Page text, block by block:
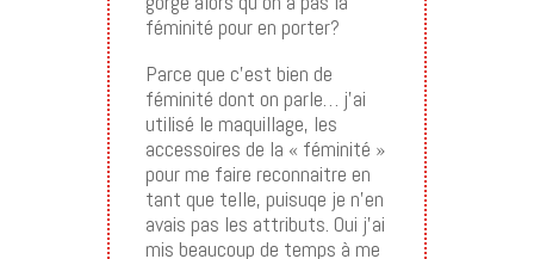
féminité pour en porter?
Parce que c’est bien de
féminité dont on parle… j’ai
utilisé le maquillage, les
accessoires de la « féminité »
pour me faire reconnaitre en
tant que telle, puisuqe je n’en
avais pas les attributs. Oui j’ai
mis beaucoup de temps à me